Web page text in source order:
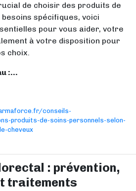
de choisir des produits de
spécifiques, voici
pour vous aider, votre
à votre disposition pour
choix.
:...
conseils-
produits-de-soins-personnels-selon-
cheveux
: prévention,
traitements